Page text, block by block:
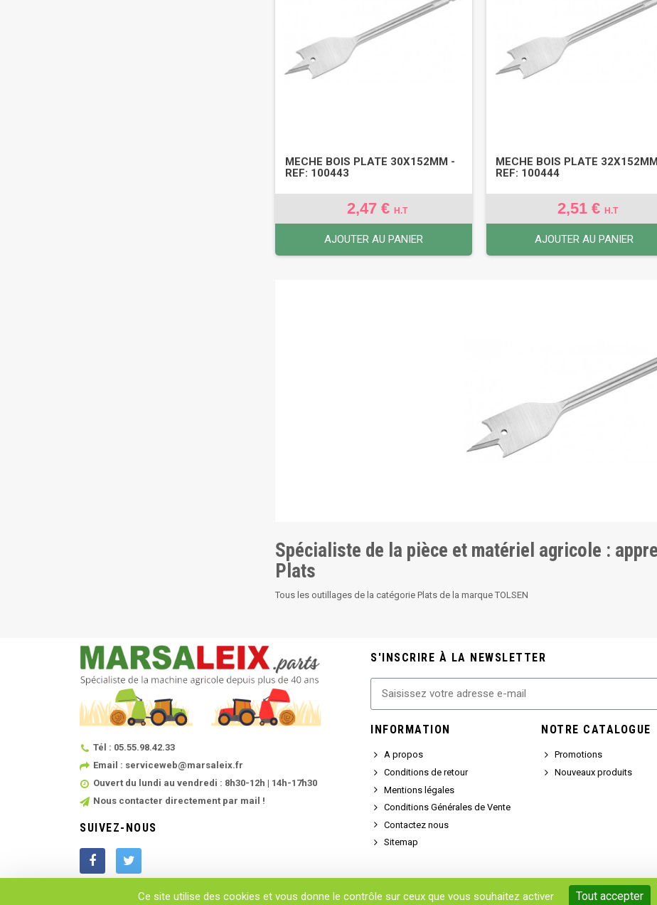
MECHE BOIS PLATE 30X152MM -
REF: 100443
2,47 € H.T
AJOUTER AU PANIER
MECHE BOIS PLATE
REF: 100444
2,51 €H.T
AJOUTER AU PANIER
Spécialiste de la pièce et matériel agricole :
Plats
Tous les outillages de la catégorie Plats de la marque TOLSEN
Tél : 05.55.98.42.33
Email : serviceweb@marsaleix.fr
Ouvert du lundi au vendredi : 8h30-12h | 14h-17h30
Nous contacter directement par mail !
SUIVEZ-NOUS
S'INSCRIRE À LA NEWSLETTER
INFORMATION
A propos
Conditions de retour
Mentions légales
Conditions Générales de Vente
Contactez nous
Sitemap
NOTRE CATALOGUE
Promotions
Nouveaux produits
Ce site utilise des cookies et vous donne le contrôle sur ceux que vous souhaitez activer Tout accepter